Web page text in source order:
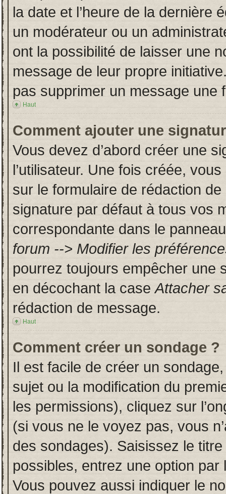
la date et l’heure de la dernière
un modérateur ou un
ont la possibilité de laisser une
message de leur propre
pas supprimer un message une
Haut
Comment ajouter une
Vous devez d’abord créer une
l’utilisateur. Une fois créée,
sur le formulaire de rédaction
signature par défaut à tous vos
correspondante dans le
forum --> Modifier les
pourrez toujours empêcher une
en décochant la caseAttacher
rédaction de message.
Haut
Comment créer un sondage ?
Il est facile de créer un
sujet ou la modification du
les permissions), cliquez sur
(si vous ne le voyez pas, vous
des sondages). Saisissez le
possibles, entrez une option
Vous pouvez aussi indiquer le